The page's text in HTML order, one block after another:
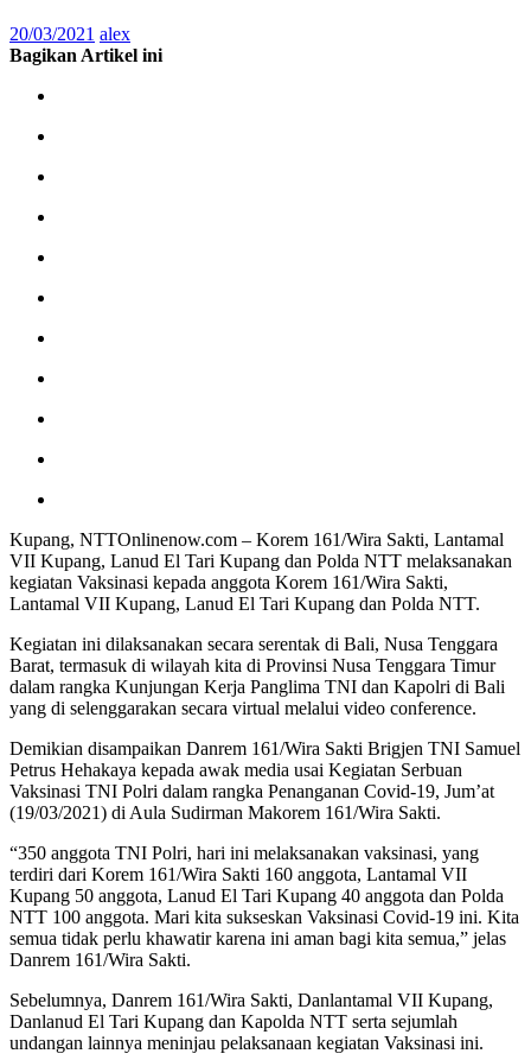
20/03/2021 alex
Bagikan Artikel ini
Kupang, NTTOnlinenow.com – Korem 161/Wira Sakti, Lantamal
VII Kupang, Lanud El Tari Kupang dan Polda NTT melaksanakan
kegiatan Vaksinasi kepada anggota Korem 161/Wira Sakti,
Lantamal VII Kupang, Lanud El Tari Kupang dan Polda NTT.
Kegiatan ini dilaksanakan secara serentak di Bali, Nusa Tenggara
Barat, termasuk di wilayah kita di Provinsi Nusa Tenggara Timur
dalam rangka Kunjungan Kerja Panglima TNI dan Kapolri di Bali
yang di selenggarakan secara virtual melalui video conference.
Demikian disampaikan Danrem 161/Wira Sakti Brigjen TNI Samuel
Petrus Hehakaya kepada awak media usai Kegiatan Serbuan
Vaksinasi TNI Polri dalam rangka Penanganan Covid-19, Jum’at
(19/03/2021) di Aula Sudirman Makorem 161/Wira Sakti.
“350 anggota TNI Polri, hari ini melaksanakan vaksinasi, yang
terdiri dari Korem 161/Wira Sakti 160 anggota, Lantamal VII
Kupang 50 anggota, Lanud El Tari Kupang 40 anggota dan Polda
NTT 100 anggota. Mari kita sukseskan Vaksinasi Covid-19 ini. Kita
semua tidak perlu khawatir karena ini aman bagi kita semua,” jelas
Danrem 161/Wira Sakti.
Sebelumnya, Danrem 161/Wira Sakti, Danlantamal VII Kupang,
Danlanud El Tari Kupang dan Kapolda NTT serta sejumlah
undangan lainnya meninjau pelaksanaan kegiatan Vaksinasi ini.